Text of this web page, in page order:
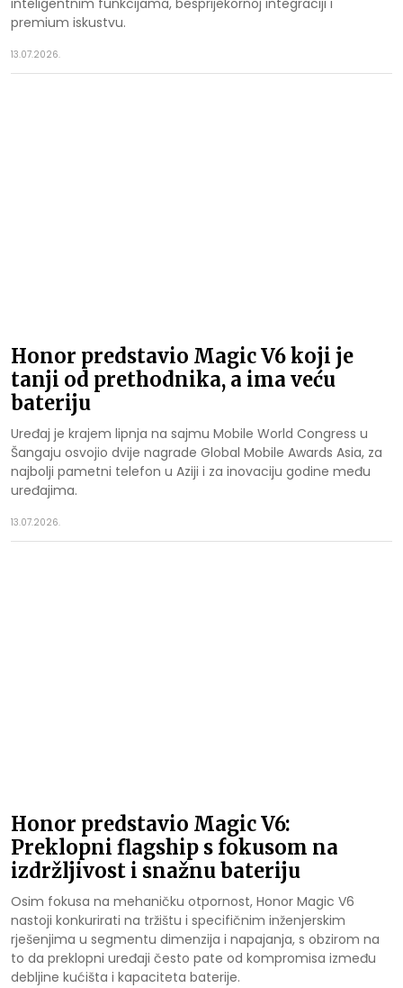
inteligentnim funkcijama, besprijekornoj integraciji i
premium iskustvu.
13.07.2026.
Honor predstavio Magic V6 koji je
tanji od prethodnika, a ima veću
bateriju
Uređaj je krajem lipnja na sajmu Mobile World Congress u
Šangaju osvojio dvije nagrade Global Mobile Awards Asia, za
najbolji pametni telefon u Aziji i za inovaciju godine među
uređajima.
13.07.2026.
Honor predstavio Magic V6:
Preklopni flagship s fokusom na
izdržljivost i snažnu bateriju
Osim fokusa na mehaničku otpornost, Honor Magic V6
nastoji konkurirati na tržištu i specifičnim inženjerskim
rješenjima u segmentu dimenzija i napajanja, s obzirom na
to da preklopni uređaji često pate od kompromisa između
debljine kućišta i kapaciteta baterije.